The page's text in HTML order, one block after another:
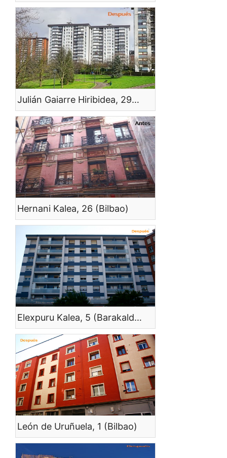
Julián Gaiarre Hiribidea, 29-31 (Bilbao)
Hernani Kalea, 26 (Bilbao)
Elexpuru Kalea, 5 (Barakaldo)
León de Uruñuela, 1 (Bilbao)